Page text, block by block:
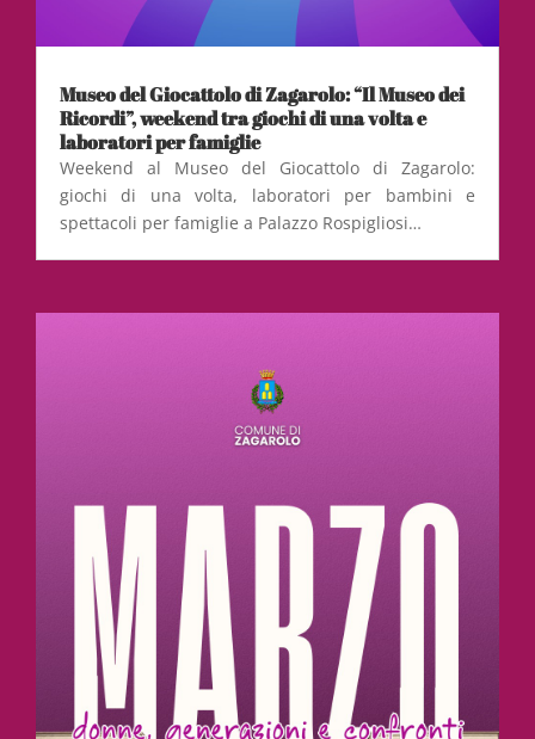
Museo del Giocattolo di Zagarolo: “Il Museo dei
Ricordi”, weekend tra giochi di una volta e
laboratori per famiglie
Weekend al Museo del Giocattolo di Zagarolo:
giochi di una volta, laboratori per bambini e
spettacoli per famiglie a Palazzo Rospigliosi…